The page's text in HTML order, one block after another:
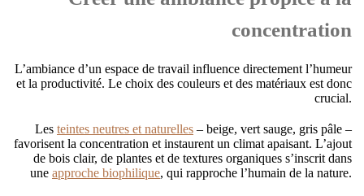
concentration
L’ambiance d’un espace de travail influence directement l’humeur
et la productivité. Le choix des couleurs et des matériaux est donc
crucial.
Les teintes neutres et naturelles – beige, vert sauge, gris pâle –
favorisent la concentration et instaurent un climat apaisant. L’ajout
de bois clair, de plantes et de textures organiques s’inscrit dans
une approche biophilique, qui rapproche l’humain de la nature.